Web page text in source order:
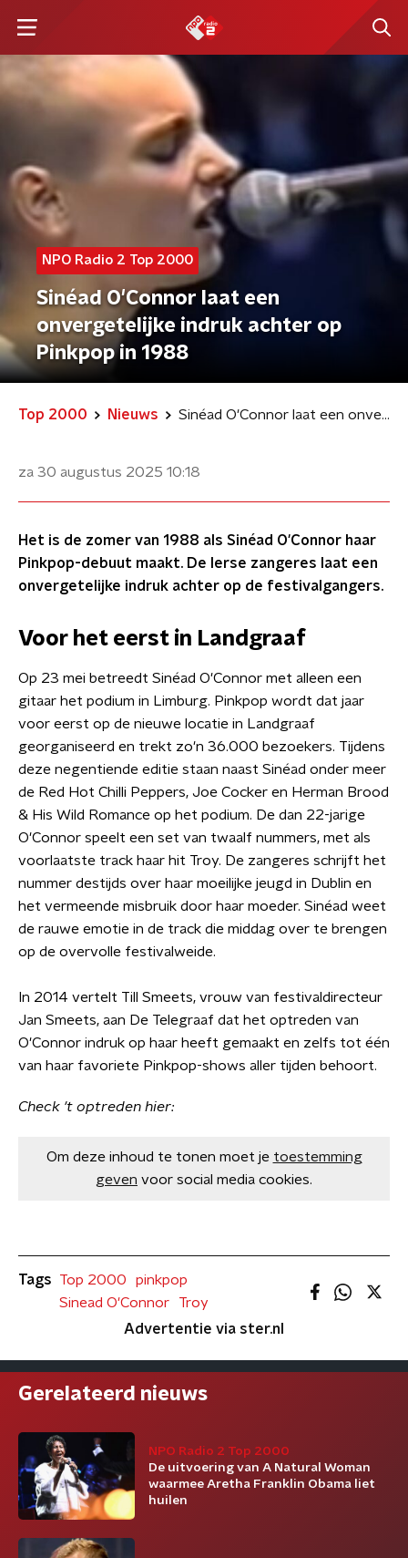
NPO Radio 2 Top 2000
Sinéad O'Connor laat een
onvergetelijke indruk achter op
Pinkpop in 1988
Top 2000 Nieuws Sinéad O'Connor laat een onvergetelijke indruk achter op Pinkpop in 1988
za 30 augustus 2025 10:18
Het is de zomer van 1988 als Sinéad O'Connor haar
Pinkpop-debuut maakt. De Ierse zangeres laat een
onvergetelijke indruk achter op de festivalgangers.
Voor het eerst in Landgraaf
Op 23 mei betreedt Sinéad O'Connor met alleen een
gitaar het podium in Limburg. Pinkpop wordt dat jaar
voor eerst op de nieuwe locatie in Landgraaf
georganiseerd en trekt zo'n 36.000 bezoekers. Tijdens
deze negentiende editie staan naast Sinéad onder meer
de Red Hot Chilli Peppers, Joe Cocker en Herman Brood
& His Wild Romance op het podium. De dan 22-jarige
O'Connor speelt een set van twaalf nummers, met als
voorlaatste track haar hit Troy. De zangeres schrijft het
nummer destijds over haar moeilijke jeugd in Dublin en
het vermeende misbruik door haar moeder. Sinéad weet
de rauwe emotie in de track die middag over te brengen
op de overvolle festivalweide.
In 2014 vertelt Till Smeets, vrouw van festivaldirecteur
Jan Smeets, aan De Telegraaf dat het optreden van
O'Connor indruk op haar heeft gemaakt en zelfs tot één
van haar favoriete Pinkpop-shows aller tijden behoort.
Check 't optreden hier:
Om deze inhoud te tonen moet je toestemming
geven voor social media cookies.
Tags Top 2000
pinkpop
Sinead O'Connor
Troy
Advertentie via ster.nl
Gerelateerd nieuws
NPO Radio 2 Top 2000
De uitvoering van A Natural Woman
waarmee Aretha Franklin Obama liet
huilen